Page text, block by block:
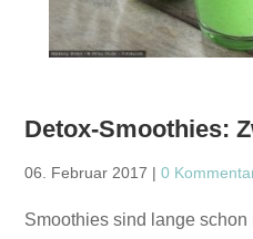
Detox-Smoothies:
06. Februar 2017 |0
Smoothies sind lange